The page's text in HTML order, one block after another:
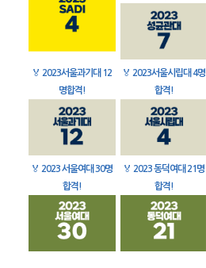
🏅 2023서울과기대 12
명합격!
🏅 2023서울시립대 4명
합격!
🏅 2023 서울여대 30명
합격!
🏅 2023 동덕여대 21명
합격!